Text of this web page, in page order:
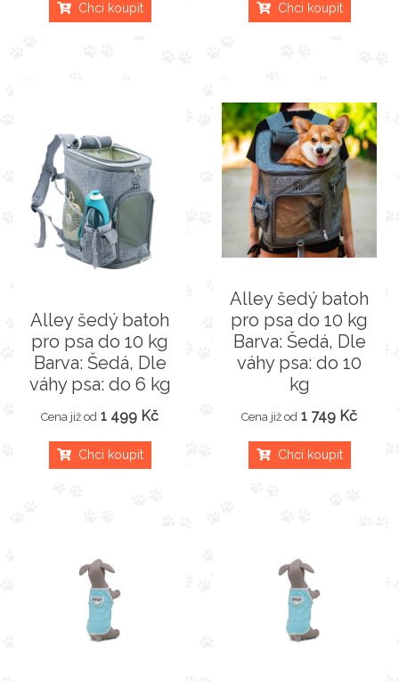
Chci koupit Chci koupit
Alley šedý batoh
pro psa do 10 kg
Barva: Šedá, Dle
váhy psa: do 6 kg
Cena již od 1 499 Kč
Chci koupit
Alley šedý batoh
pro psa do 10 kg
Barva: Šedá, Dle
váhy psa: do 10
kg
Cena již od 1 749 Kč
Chci koupit